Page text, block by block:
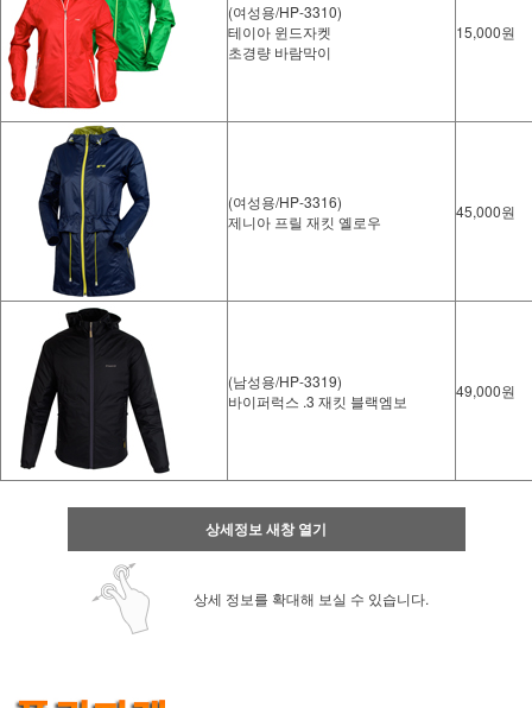
(여성용/HP-3310)
테이아 윈드자켓
초경량 바람막이
15,000원
(여성용/HP-3316)
제니아 프릴 재킷 옐로우
45,000원
(남성용/HP-3319)
바이퍼럭스 .3 재킷 블랙엠보
49,000원
상세정보 새창 열기
상세 정보를 확대해 보실 수 있습니다.